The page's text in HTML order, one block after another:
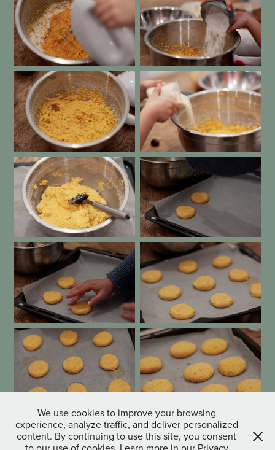
We use cookies to improve your browsing
experience, analyze traffic, and deliver personalized
content. By continuing to use this site, you consent